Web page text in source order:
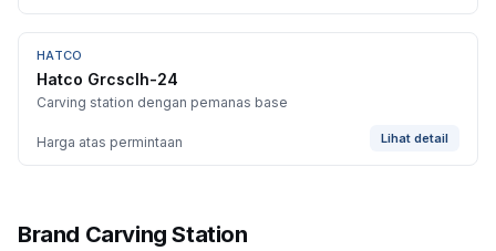
HATCO
Hatco Grcsclh-24
Carving station dengan pemanas base
Harga atas permintaan Lihat detail
Brand Carving Station